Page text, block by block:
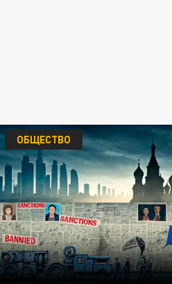
ОБЩЕСТВО